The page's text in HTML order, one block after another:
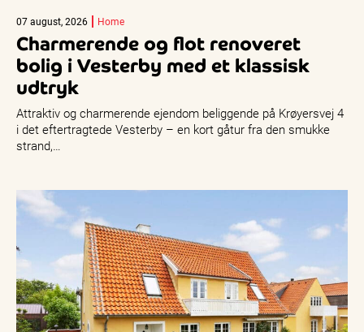
07 august, 2026 Home
Charmerende og flot renoveret
bolig i Vesterby med et klassisk
udtryk
Attraktiv og charmerende ejendom beliggende på Krøyersvej 4
i det eftertragtede Vesterby – en kort gåtur fra den smukke
strand,…